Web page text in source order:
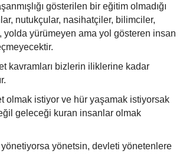
gösterilen bir eğitim olmadığı
nutukçular, nasihatçiler, bilimciler,
yolda yürümeyen ama yol gösteren insan
kavramları bizlerin iliklerine kadar
olmak istiyor ve hür yaşamak istiyorsak
geleceği kuran insanlar olmak
yönetsin, devleti yönetenlere